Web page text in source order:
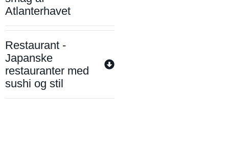
Atlanterhavet
Restaurant -
Japanske
restauranter med
sushi og stil